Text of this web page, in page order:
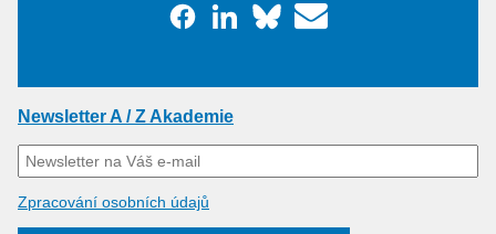
Newsletter A / Z Akademie
Zpracování osobních údajů